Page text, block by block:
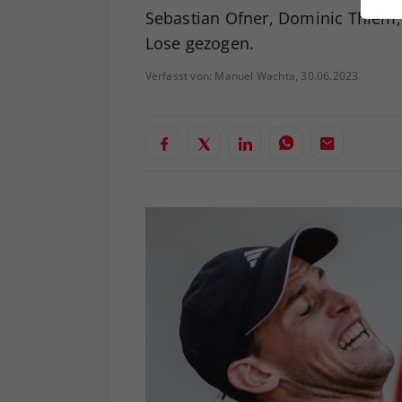
Sebastian Ofner, Dominic
Lose gezogen.
Verfasst von: Manuel Wachta, 30.06.2023